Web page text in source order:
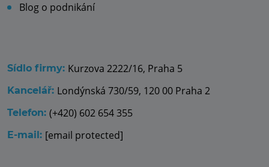
Blog o podnikání
Sídlo firmy: Kurzova 2222/16, Praha 5
Kancelář: Londýnská 730/59, 120 00 Praha 2
Telefon: (+420) 602 654 355
E-mail: [email protected]